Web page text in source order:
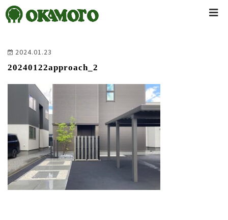
2024.01.23
20240122approach_2